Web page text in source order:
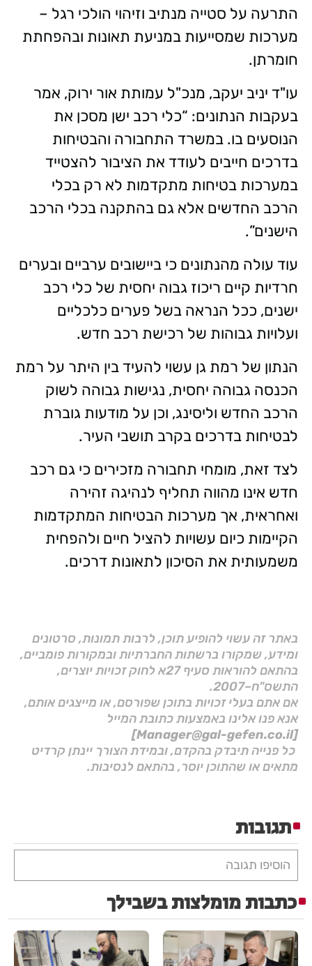
התרעה על סטייה מנתיב וזיהוי הולכי רגל –
מערכות שמסייעות במניעת תאונות ובהפחתת
חומרתן.
עו"ד יניב יעקב, מנכ"ל עמותת אור ירוק, אמר
בעקבות הנתונים: “כלי רכב ישן מסכן את
הנוסעים בו. במשרד התחבורה והבטיחות
בדרכים חייבים לעודד את הציבור להצטייד
במערכות בטיחות מתקדמות לא רק בכלי
הרכב החדשים אלא גם בהתקנה בכלי הרכב
הישנים”.
עוד עולה מהנתונים כי ביישובים ערביים ובערים
חרדיות קיים ריכוז גבוה יחסית של כלי רכב
ישנים, ככל הנראה בשל פערים כלכליים
ועלויות גבוהות של רכישת רכב חדש.
הנתון של רמת גן עשוי להעיד בין היתר על רמת
הכנסה גבוהה יחסית, נגישות גבוהה לשוק
הרכב החדש וליסינג, וכן על מודעות גוברת
לבטיחות בדרכים בקרב תושבי העיר.
לצד זאת, מומחי תחבורה מזכירים כי גם רכב
חדש אינו מהווה תחליף לנהיגה זהירה
ואחראית, אך מערכות הבטיחות המתקדמות
הקיימות כיום עשויות להציל חיים ולהפחית
משמעותית את הסיכון לתאונות דרכים.
באתר זה עשוי להופיע תוכן, לרבות תמונות, סרטונים
ומידע, שמקורו ברשתות החברתיות ובמקורות פומביים,
בהתאם להוראות סעיף 27א לחוק זכויות יוצרים,
התשס"ח–2007.
אם אתם בעלי זכויות בתוכן שפורסם, או מייצגים אותם,
אנא פנו אלינו באמצעות כתובת המייל
[Manager@gal-gefen.co.il]
כל פנייה תיבדק בהקדם, ובמידת הצורך יינתן קרדיט
מתאים או שהתוכן יוסר, בהתאם לנסיבות.
תגובות
הוסיפו תגובה
כתבות מומלצות בשבילך